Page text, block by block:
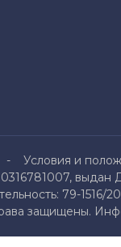
Условия и
выдан
79-1516/
защищены.